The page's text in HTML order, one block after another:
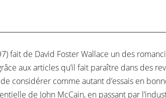
fait de David Foster Wallace un des
aux articles qu’il fait paraître dans des
considérer comme autant d’essais en
de John McCain, en passant par